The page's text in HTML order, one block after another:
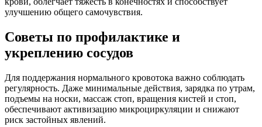
улучшению общего самочувствия.
Советы по профилактике и
укреплению сосудов
Для поддержания нормального кровотока важно соблюдать
регулярность. Даже минимальные действия, зарядка по утрам,
подъемы на носки, массаж стоп, вращения кистей и стоп,
обеспечивают активизацию микроциркуляции и снижают
риск застойных явлений.